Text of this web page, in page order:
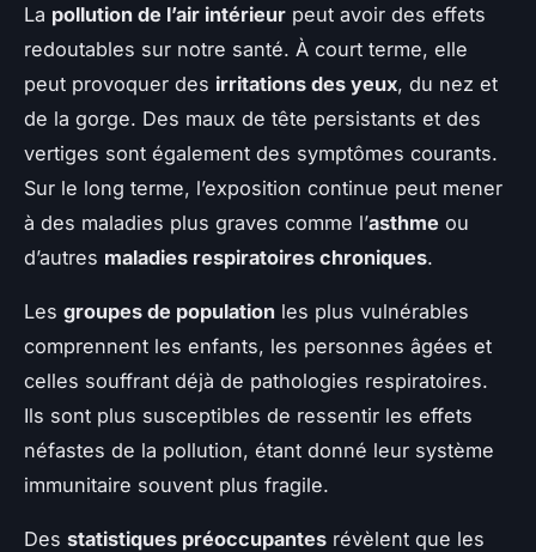
La pollution de l’air intérieur peut avoir des effets
redoutables sur notre santé. À court terme, elle
peut provoquer des irritations des yeux, du nez et
de la gorge. Des maux de tête persistants et des
vertiges sont également des symptômes courants.
Sur le long terme, l’exposition continue peut mener
à des maladies plus graves comme l’asthme ou
d’autres maladies respiratoires chroniques.
Les groupes de population les plus vulnérables
comprennent les enfants, les personnes âgées et
celles souffrant déjà de pathologies respiratoires.
Ils sont plus susceptibles de ressentir les effets
néfastes de la pollution, étant donné leur système
immunitaire souvent plus fragile.
Des statistiques préoccupantes révèlent que les